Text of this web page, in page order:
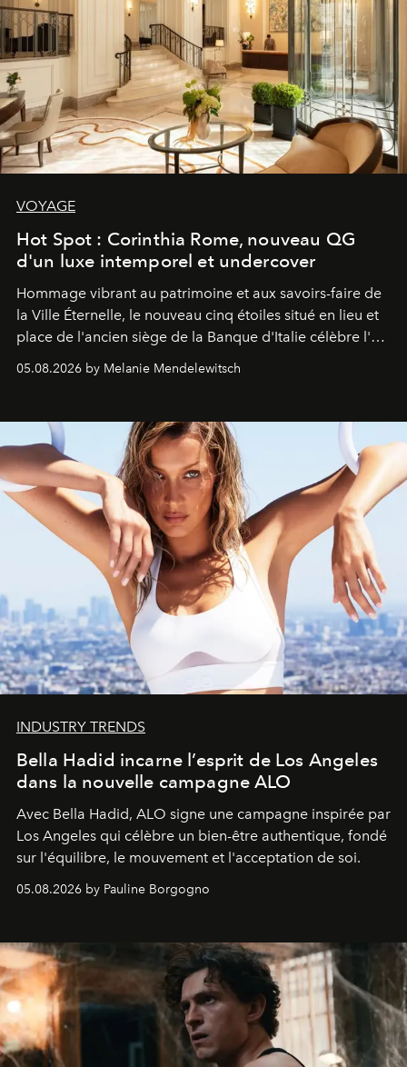
VOYAGE
Hot Spot : Corinthia Rome, nouveau QG
d'un luxe intemporel et undercover
Hommage vibrant au patrimoine et aux savoirs-faire de
la Ville Éternelle, le nouveau cinq étoiles situé en lieu et
place de l'ancien siège de la Banque d'Italie célèbre l'art
de vivre Romain dans toute son élégance intemporelle.
05.08.2026 by Melanie Mendelewitsch
INDUSTRY TRENDS
Bella Hadid incarne l’esprit de Los Angeles
dans la nouvelle campagne ALO
Avec Bella Hadid, ALO signe une campagne inspirée par
Los Angeles qui célèbre un bien-être authentique, fondé
sur l'équilibre, le mouvement et l'acceptation de soi.
05.08.2026 by Pauline Borgogno